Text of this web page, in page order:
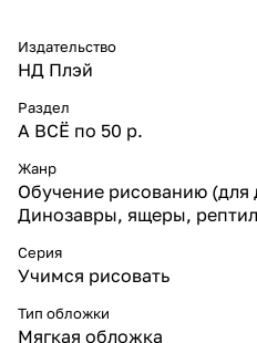
Издательство
НД Плэй
Раздел
А ВСЁ по 50 р.
Жанр
Обучение рисованию (для
Динозавры, ящеры,
Серия
Учимся рисовать
Тип обложки
Мягкая обложка